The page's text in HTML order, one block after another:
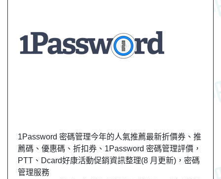
1Password 密碼管理今年的人氣推薦最新折價券、推
薦碼、優惠碼、折扣券、1Password 密碼管理評價，
PTT、Dcard好康活動促銷資訊整理(8 月更新)，密碼
管理服務